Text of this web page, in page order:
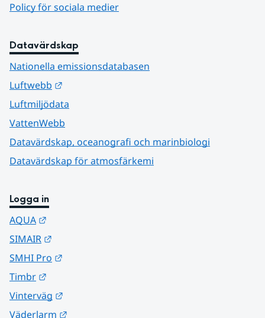
Policy för sociala medier
Datavärdskap
Nationella emissionsdatabasen
Luftwebb
Luftmiljödata
VattenWebb
Datavärdskap, oceanografi och marinbiologi
Datavärdskap för atmosfärkemi
Logga in
AQUA
SIMAIR
SMHI Pro
Timbr
Vinterväg
Väderlarm